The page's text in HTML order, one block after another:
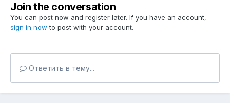
Join the conversation
You can post now and register later. If you have an account,
sign in now to post with your account.
Ответить в тему...